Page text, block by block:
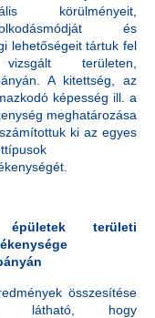
körülményeit,
és
lehetőségeit tártuk fel
területen,
A kitettség, az
képesség ill. a
meghatározása
ki az egyes
területi
összesítése
látható, hogy